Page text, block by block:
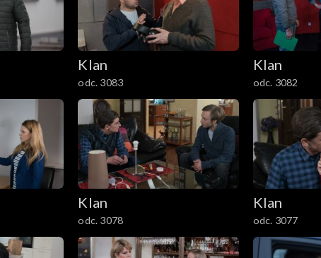
Klan
odc. 3083
Klan
odc. 3082
Klan
odc. 3078
Klan
odc. 3077